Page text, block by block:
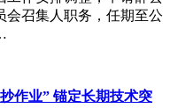
会召集人职务，任期至公
作业” 锚定长期技术突